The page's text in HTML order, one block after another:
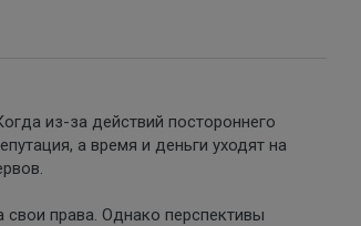
из-за действий постороннего
а время и деньги уходят на
права. Однако перспективы